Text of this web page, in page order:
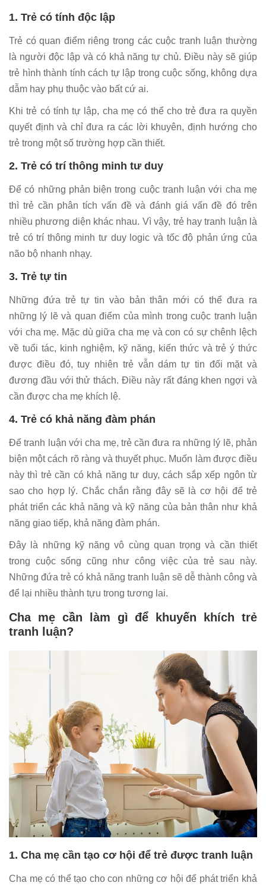
1. Trẻ có tính độc lập
Trẻ có quan điểm riêng trong các cuộc tranh luận thường
là người độc lập và có khả năng tự chủ. Điều này sẽ giúp
trẻ hình thành tính cách tự lập trong cuộc sống, không dựa
dẫm hay phụ thuộc vào bất cứ ai.
Khi trẻ có tính tự lập, cha mẹ có thể cho trẻ đưa ra quyền
quyết định và chỉ đưa ra các lời khuyên, định hướng cho
trẻ trong một số trường hợp cần thiết.
2. Trẻ có trí thông minh tư duy
Để có những phản biện trong cuộc tranh luận với cha mẹ
thì trẻ cần phân tích vấn đề và đánh giá vấn đề đó trên
nhiều phương diện khác nhau. Vì vậy, trẻ hay tranh luận là
trẻ có trí thông minh tư duy logic và tốc độ phản ứng của
não bộ nhanh nhạy.
3. Trẻ tự tin
Những đứa trẻ tự tin vào bản thân mới có thể đưa ra
những lý lẽ và quan điểm của mình trong cuộc tranh luận
với cha mẹ. Mặc dù giữa cha mẹ và con có sự chênh lệch
về tuổi tác, kinh nghiệm, kỹ năng, kiến thức và trẻ ý thức
được điều đó, tuy nhiên trẻ vẫn dám tự tin đối mặt và
đương đầu với thử thách. Điều này rất đáng khen ngợi và
cần được cha mẹ khích lệ.
4. Trẻ có khả năng đàm phán
Để tranh luận với cha mẹ, trẻ cần đưa ra những lý lẽ, phản
biện một cách rõ ràng và thuyết phục. Muốn làm được điều
này thì trẻ cần có khả năng tư duy, cách sắp xếp ngôn từ
sao cho hợp lý. Chắc chắn rằng đây sẽ là cơ hội để trẻ
phát triển các khả năng và kỹ năng của bản thân như khả
năng giao tiếp, khả năng đàm phán.
Đây là những kỹ năng vô cùng quan trọng và cần thiết
trong cuộc sống cũng như công việc của trẻ sau này.
Những đứa trẻ có khả năng tranh luận sẽ dễ thành công và
để lại nhiều thành tựu trong tương lai.
Cha mẹ cần làm gì để khuyến khích trẻ
tranh luận?
1. Cha mẹ cần tạo cơ hội để trẻ được tranh luận
Cha mẹ có thể tạo cho con những cơ hội để phát triển khả